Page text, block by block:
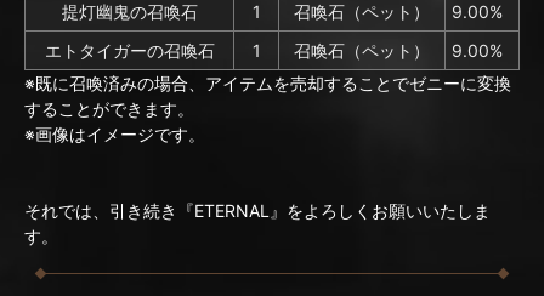
提灯幽鬼の召喚石
1 召喚石（ペット）
9.00%
エトタイガーの召喚石
1 召喚石（ペット）
9.00%
※既に召喚済みの場合、アイテムを売却することでゼニーに変換
することができます。
※画像はイメージです。
それでは、引き続き『ETERNAL』をよろしくお願いいたしま
す。